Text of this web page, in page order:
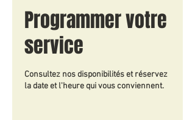
Programmer votre
service
Consultez nos disponibilités et réservez
la date et l'heure qui vous conviennent.